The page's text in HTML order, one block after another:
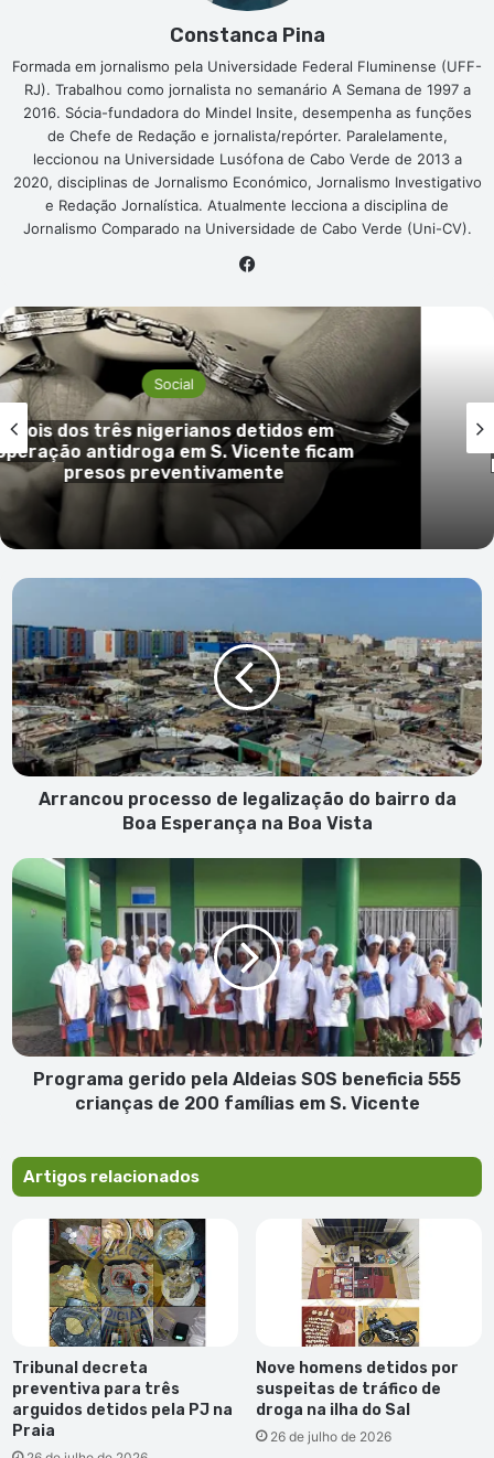
Constanca Pina
Formada em jornalismo pela Universidade Federal Fluminense (UFF-
RJ). Trabalhou como jornalista no semanário A Semana de 1997 a
2016. Sócia-fundadora do Mindel Insite, desempenha as funções
de Chefe de Redação e jornalista/repórter. Paralelamente,
leccionou na Universidade Lusófona de Cabo Verde de 2013 a
2020, disciplinas de Jornalismo Económico, Jornalismo Investigativo
e Redação Jornalística. Atualmente lecciona a disciplina de
Jornalismo Comparado na Universidade de Cabo Verde (Uni-CV).
Mulher de 66 anos em prisão
por tráfico de droga na cidade da
Arrancou
de
legalização
do
bairro
da
Boa
Esperança na
Arrancou processo de legalização do bairro da
Boa Esperança na Boa Vista
Programa
gerido
pela
beneficia
555
crianças
de
200
Vicente
Programa gerido pela Aldeias SOS beneficia 555
crianças de 200 famílias em S. Vicente
Artigos relacionados
Tribunal decreta
preventiva para três
arguidos detidos pela PJ na
Praia
Nove homens detidos por
suspeitas de tráfico de
droga na ilha do Sal
26 de julho de 2026